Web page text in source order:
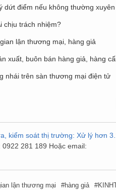
dứt điểm nếu không thường
chịu trách nhiệm?
lận thương mại, hàng giả
xuất, buôn bán hàng giả, hàng
nhái trên sàn thương mại điện tử
kiểm soát thị trường: Xử lý hơn
281 189 Hoặc email:
lận thương mại hàng giả